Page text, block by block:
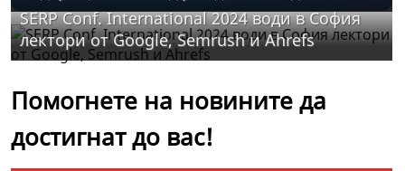
SERP Conf. International 2024 води в София
лектори от Google, Semrush и Ahrefs
Помогнете на новините да
достигнат до вас!